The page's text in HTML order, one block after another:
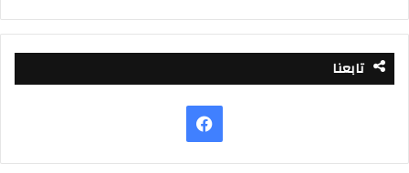
تابعنا
فيسبوك